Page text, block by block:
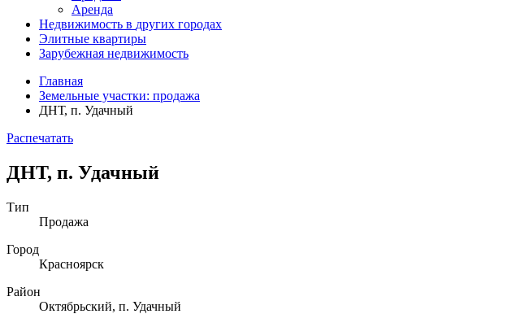
Аренда
Недвижимость в других городах
Элитные квартиры
Зарубежная недвижимость
Главная
Земельные участки: продажа
ДНТ, п. Удачный
Распечатать
ДНТ, п. Удачный
Тип
Продажа
Город
Красноярск
Район
Октябрьский, п. Удачный